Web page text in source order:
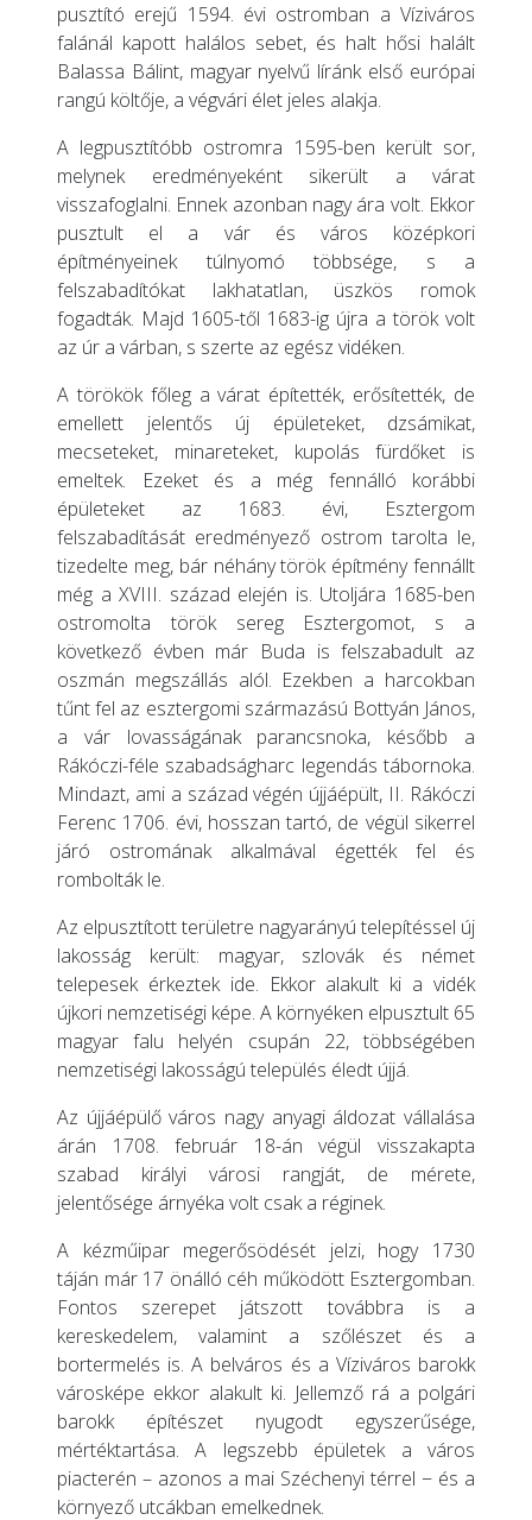
pusztító erejű 1594. évi ostromban a Víziváros
falánál kapott halálos sebet, és halt hősi halált
Balassa Bálint, magyar nyelvű líránk első európai
rangú költője, a végvári élet jeles alakja.
A legpusztítóbb ostromra 1595-ben került sor,
melynek eredményeként sikerült a várat
visszafoglalni. Ennek azonban nagy ára volt. Ekkor
pusztult el a vár és város középkori
építményeinek túlnyomó többsége, s a
felszabadítókat lakhatatlan, üszkös romok
fogadták. Majd 1605-től 1683-ig újra a török volt
az úr a várban, s szerte az egész vidéken.
A törökök főleg a várat építették, erősítették, de
emellett jelentős új épületeket, dzsámikat,
mecseteket, minareteket, kupolás fürdőket is
emeltek. Ezeket és a még fennálló korábbi
épületeket az 1683. évi, Esztergom
felszabadítását eredményező ostrom tarolta le,
tizedelte meg, bár néhány török építmény fennállt
még a XVIII. század elején is. Utoljára 1685-ben
ostromolta török sereg Esztergomot, s a
következő évben már Buda is felszabadult az
oszmán megszállás alól. Ezekben a harcokban
tűnt fel az esztergomi származású Bottyán János,
a vár lovasságának parancsnoka, később a
Rákóczi-féle szabadságharc legendás tábornoka.
Mindazt, ami a század végén újjáépült, II. Rákóczi
Ferenc 1706. évi, hosszan tartó, de végül sikerrel
járó ostromának alkalmával égették fel és
rombolták le.
Az elpusztított területre nagyarányú telepítéssel új
lakosság került: magyar, szlovák és német
telepesek érkeztek ide. Ekkor alakult ki a vidék
újkori nemzetiségi képe. A környéken elpusztult 65
magyar falu helyén csupán 22, többségében
nemzetiségi lakosságú település éledt újjá.
Az újjáépülő város nagy anyagi áldozat vállalása
árán 1708. február 18-án végül visszakapta
szabad királyi városi rangját, de mérete,
jelentősége árnyéka volt csak a réginek.
A kézműipar megerősödését jelzi, hogy 1730
táján már 17 önálló céh működött Esztergomban.
Fontos szerepet játszott továbbra is a
kereskedelem, valamint a szőlészet és a
bortermelés is. A belváros és a Víziváros barokk
városképe ekkor alakult ki. Jellemző rá a polgári
barokk építészet nyugodt egyszerűsége,
mértéktartása. A legszebb épületek a város
piacterén – azonos a mai Széchenyi térrel − és a
környező utcákban emelkednek.